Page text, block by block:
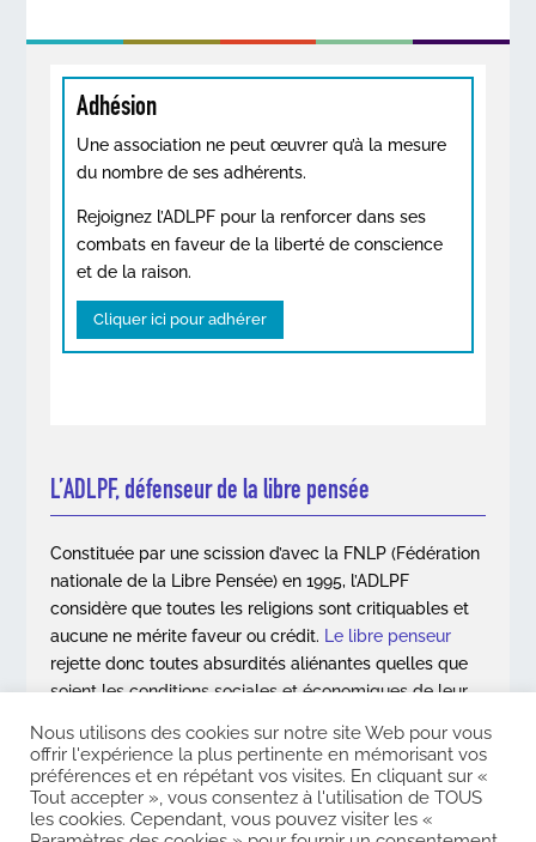
Adhésion
Une association ne peut œuvrer qu’à la mesure
du nombre de ses adhérents.
Rejoignez l’ADLPF pour la renforcer dans ses
combats en faveur de la liberté de conscience
et de la raison.
Cliquer ici pour adhérer
L’ADLPF, défenseur de la libre pensée
Constituée par une scission d’avec la FNLP (Fédération
nationale de la Libre Pensée) en 1995, l’ADLPF
considère que toutes les religions sont critiquables et
aucune ne mérite faveur ou crédit. Le libre penseur
rejette donc toutes absurdités aliénantes quelles que
soient les conditions sociales et économiques de leur
En savoir plus
Nous utilisons des cookies sur notre site Web pour vous
offrir l'expérience la plus pertinente en mémorisant vos
préférences et en répétant vos visites. En cliquant sur «
Tout accepter », vous consentez à l'utilisation de TOUS
les cookies. Cependant, vous pouvez visiter les «